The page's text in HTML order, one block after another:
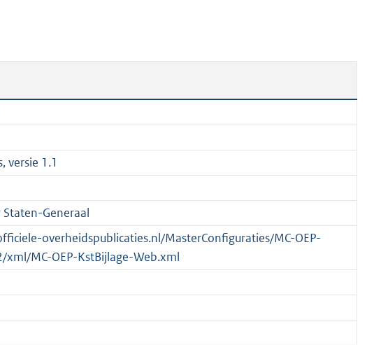
versie 1.1
Generaal
overheidspublicaties.nl/MasterConfiguraties/MC-OEP-
xml/MC-OEP-KstBijlage-Web.xml